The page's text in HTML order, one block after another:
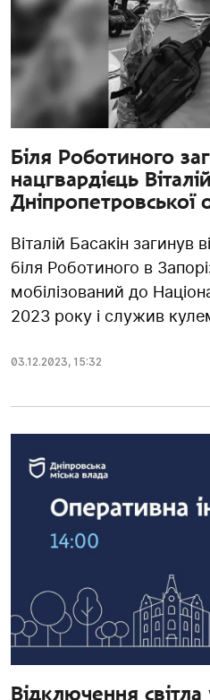
Біля Роботиного
нацгвардієць
Дніпропетровської
Віталій Басакін загинув
біля Роботиного в
мобілізований до
2023 року і служив
03.12.2023, 15:32
Відключення світла